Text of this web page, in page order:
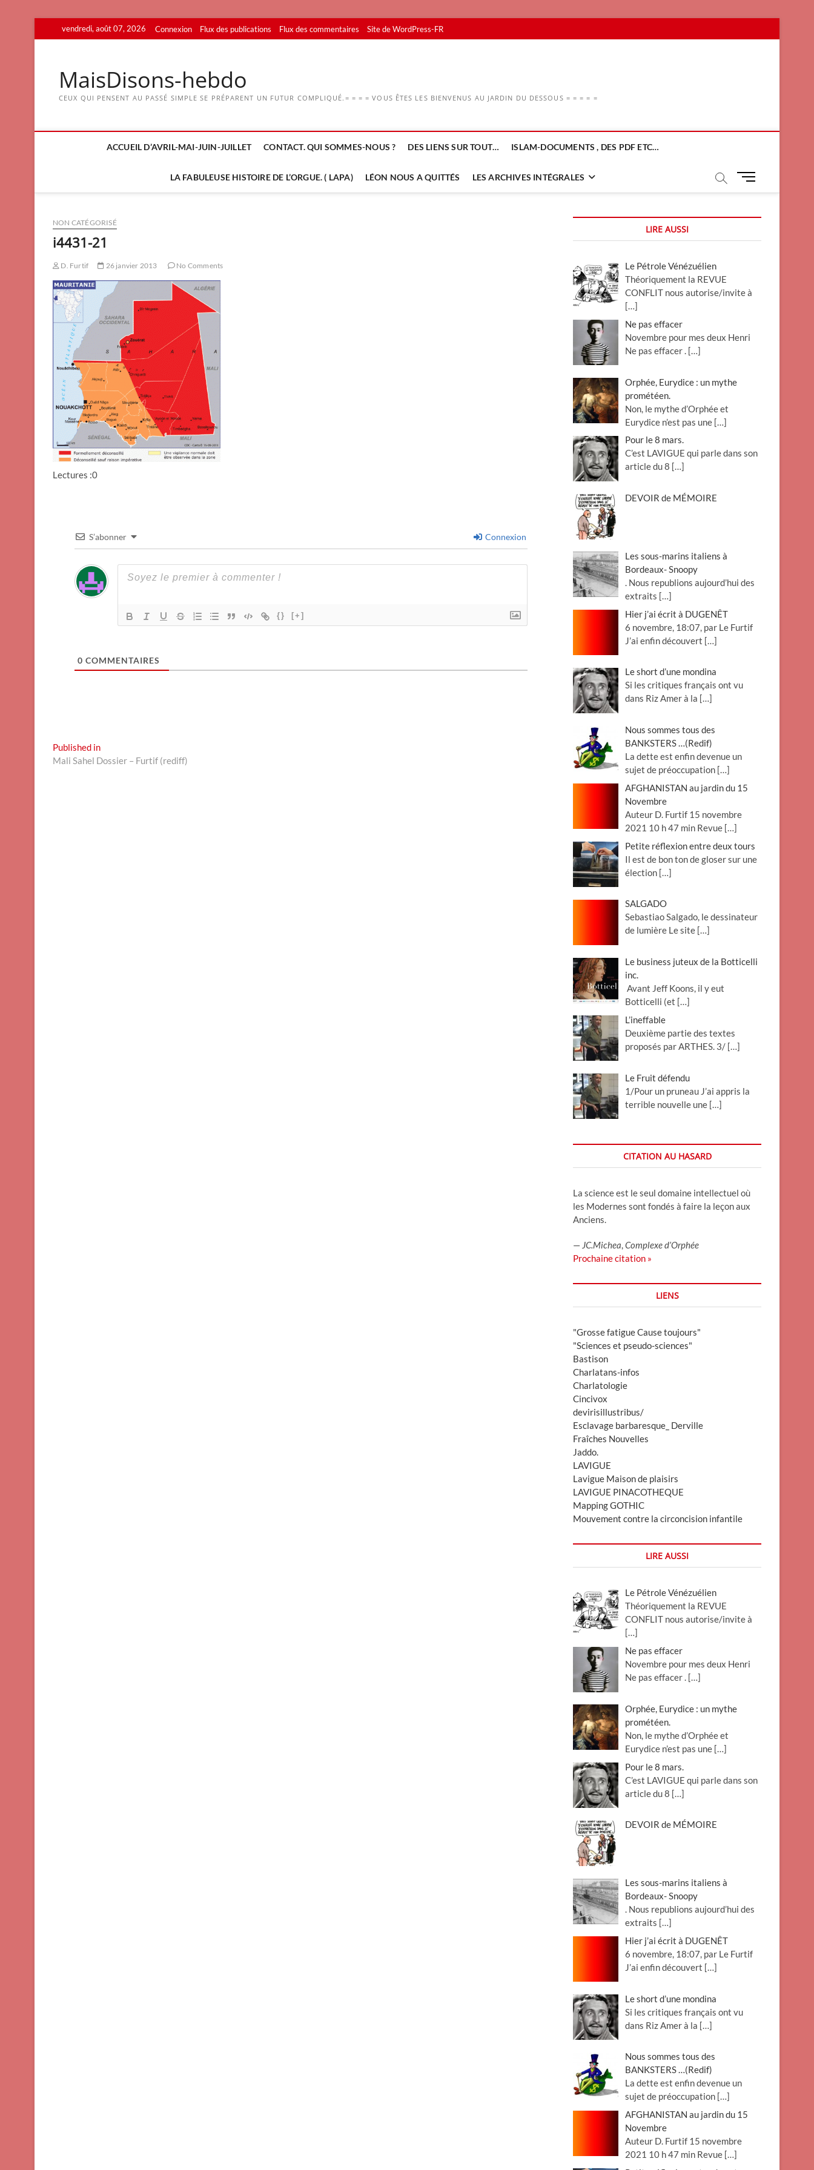
to
vendredi, août 07, 2026 Connexion Flux des publications Flux des commentaires Site de WordPress-FR
MaisDisons-hebdo
CEUX QUI PENSENT AU PASSÉ SIMPLE SE PRÉPARENT UN FUTUR COMPLIQUÉ.= = = = VOUS ÊTES LES BIENVENUS AU JARDIN DU DESSOUS = = = = =
ACCUEIL D’AVRIL-MAI-JUIN-JUILLET CONTACT. QUI SOMMES-NOUS ? DES LIENS SUR TOUT… ISLAM-DOCUMENTS , DES PDF ETC…
LA FABULEUSE HISTOIRE DE L’ORGUE. ( LAPA) LÉON NOUS A QUITTÉS LES ARCHIVES INTÉGRALES
M
u
u
n
NON CATÉGORISÉ
i4431-21
D. Furtif 26 janvier 2013 No Comments
Lectures :0
S’abonner Connexion
{} [+]
0 COMMENTAIRES
Navigation
de
Published in
Mali Sahel Dossier – Furtif (rediff)
LIRE AUSSI
Le Pétrole Vénézuélien
Théoriquement la REVUE
CONFLIT nous autorise/invite à
[…]
Ne pas effacer
Novembre pour mes deux Henri
Ne pas effacer . […]
Orphée, Eurydice : un mythe
prométéen.
Non, le mythe d’Orphée et
Eurydice n’est pas une […]
Pour le 8 mars.
C’est LAVIGUE qui parle dans son
article du 8 […]
DEVOIR de MÉMOIRE
Les sous-marins italiens à
Bordeaux- Snoopy
. Nous republions aujourd’hui des
extraits […]
Hier j’ai écrit à DUGENÊT
6 novembre, 18:07, par Le Furtif
J’ai enfin découvert […]
Le short d’une mondina
Si les critiques français ont vu
dans Riz Amer à la […]
Nous sommes tous des
BANKSTERS …(Redif)
La dette est enfin devenue un
sujet de préoccupation […]
AFGHANISTAN au jardin du 15
Novembre
Auteur D. Furtif 15 novembre
2021 10 h 47 min Revue […]
Petite réflexion entre deux tours
Il est de bon ton de gloser sur une
élection […]
SALGADO
Sebastiao Salgado, le dessinateur
de lumière Le site […]
Le business juteux de la Botticelli
inc.
Avant Jeff Koons, il y eut
Botticelli (et […]
L’ineffable
Deuxième partie des textes
proposés par ARTHES. 3/ […]
Le Fruit défendu
1/Pour un pruneau J’ai appris la
terrible nouvelle une […]
CITATION AU HASARD
La science est le seul domaine intellectuel où
les Modernes sont fondés à faire la leçon aux
Anciens.
— JC.Michea,Complexe d’Orphée
Prochaine citation »
LIENS
"Grosse fatigue Cause toujours"
"Sciences et pseudo-sciences"
Bastison
Charlatans-infos
Charlatologie
Cincivox
devirisillustribus/
Esclavage barbaresque_ Derville
Fraîches Nouvelles
Jaddo.
LAVIGUE
Lavigue Maison de plaisirs
LAVIGUE PINACOTHEQUE
Mapping GOTHIC
Mouvement contre la circoncision infantile
LIRE AUSSI
Le Pétrole Vénézuélien
Théoriquement la REVUE
CONFLIT nous autorise/invite à
[…]
Ne pas effacer
Novembre pour mes deux Henri
Ne pas effacer . […]
Orphée, Eurydice : un mythe
prométéen.
Non, le mythe d’Orphée et
Eurydice n’est pas une […]
Pour le 8 mars.
C’est LAVIGUE qui parle dans son
article du 8 […]
DEVOIR de MÉMOIRE
Les sous-marins italiens à
Bordeaux- Snoopy
. Nous republions aujourd’hui des
extraits […]
Hier j’ai écrit à DUGENÊT
6 novembre, 18:07, par Le Furtif
J’ai enfin découvert […]
Le short d’une mondina
Si les critiques français ont vu
dans Riz Amer à la […]
Nous sommes tous des
BANKSTERS …(Redif)
La dette est enfin devenue un
sujet de préoccupation […]
AFGHANISTAN au jardin du 15
Novembre
Auteur D. Furtif 15 novembre
2021 10 h 47 min Revue […]